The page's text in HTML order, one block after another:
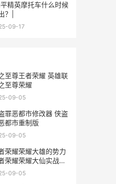
平精英摩托车什么时候
？|
09-17
至尊王者荣耀 英雄联
至尊荣耀
09-05
罪恶都市修改器 侠盗
都市重制版
09-05
荣耀荣耀大雄的势力
荣耀荣耀大仙实战解
09-05